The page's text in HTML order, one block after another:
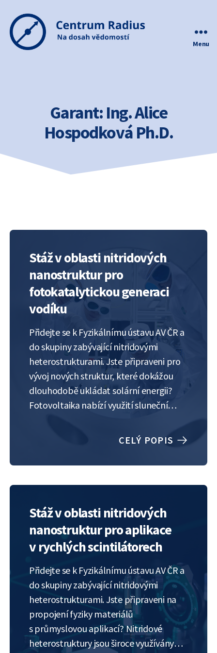
Menu
Garant: Ing. Alice
Hospodková Ph.D.
Stáž v oblasti nitridových
nanostruktur pro
fotokatalytickou generaci
vodíku
Přidejte se k Fyzikálnímu ústavu AV ČR a
do skupiny zabývající nitridovými
heterostrukturami. Jste připraveni pro
vývoj nových struktur, které dokážou
dlouhodobě ukládat solární energii?
Fotovoltaika nabízí využití sluneční
hodin, maximálně dnů. V naší laboratoři
které budou sloužit jako
CELÝ POPIS
Stáž v oblasti nitridových
nanostruktur pro aplikace
v rychlých scintilátorech
Přidejte se k Fyzikálnímu ústavu AV ČR a
do skupiny zabývající nitridovými
heterostrukturami. Jste připraveni na
propojení fyziky materiálů
s průmyslovou aplikací? Nitridové
heterostruktury jsou široce využívány